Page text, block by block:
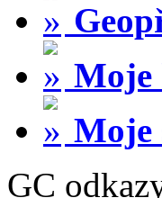
Moje
Moje
GC